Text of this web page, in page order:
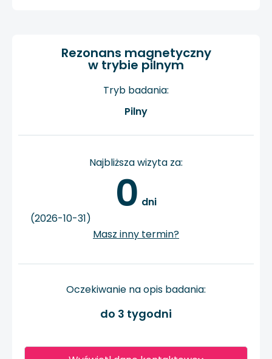
Rezonans magnetyczny
w trybie pilnym
Tryb badania:
Pilny
Najbliższa wizyta za:
0 dni
(2026-10-31)
Masz inny termin?
Oczekiwanie na opis badania:
do 3 tygodni